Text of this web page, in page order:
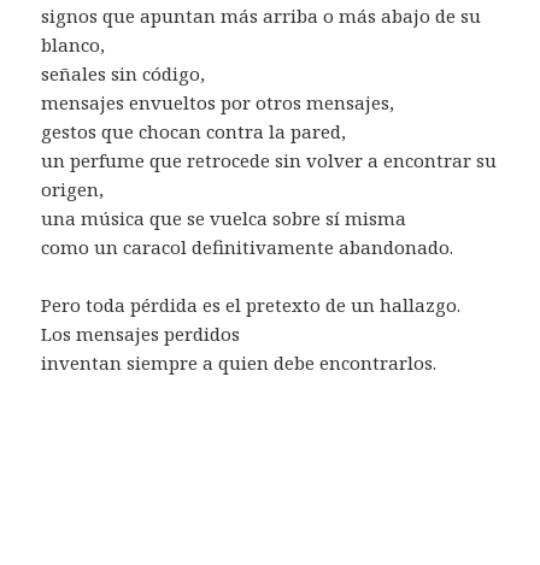
signos que apuntan más arriba o más abajo de su
blanco,
señales sin código,
mensajes envueltos por otros mensajes,
gestos que chocan contra la pared,
un perfume que retrocede sin volver a encontrar su
origen,
una música que se vuelca sobre sí misma
como un caracol definitivamente abandonado.
Pero toda pérdida es el pretexto de un hallazgo.
Los mensajes perdidos
inventan siempre a quien debe encontrarlos.